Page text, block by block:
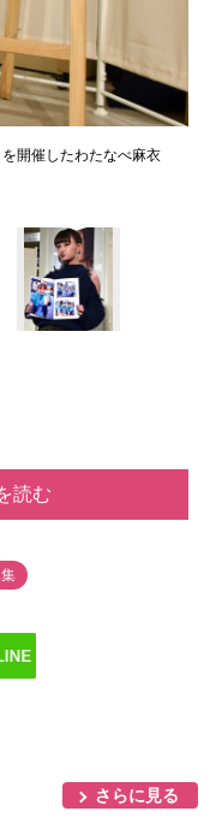
開催したわたなべ麻衣
読む
さらに見る